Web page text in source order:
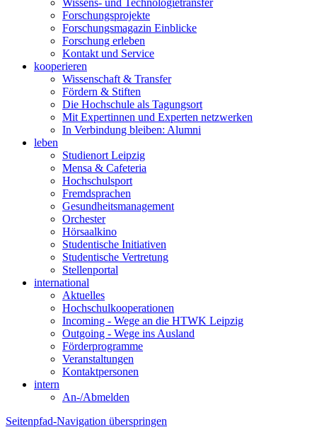
Wissens- und Technologietransfer
Forschungsprojekte
Forschungsmagazin Einblicke
Forschung erleben
Kontakt und Service
kooperieren
Wissenschaft & Transfer
Fördern & Stiften
Die Hochschule als Tagungsort
Mit Expertinnen und Experten netzwerken
In Verbindung bleiben: Alumni
leben
Studienort Leipzig
Mensa & Cafeteria
Hochschulsport
Fremdsprachen
Gesundheitsmanagement
Orchester
Hörsaalkino
Studentische Initiativen
Studentische Vertretung
Stellenportal
international
Aktuelles
Hochschulkooperationen
Incoming - Wege an die HTWK Leipzig
Outgoing - Wege ins Ausland
Förderprogramme
Veranstaltungen
Kontaktpersonen
intern
An-/Abmelden
Seitenpfad-Navigation überspringen